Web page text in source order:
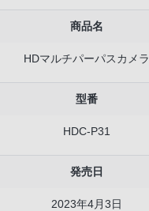
商品名
HDマルチパーパスカメラ
型番
HDC-P31
発売日
2023年4月3日